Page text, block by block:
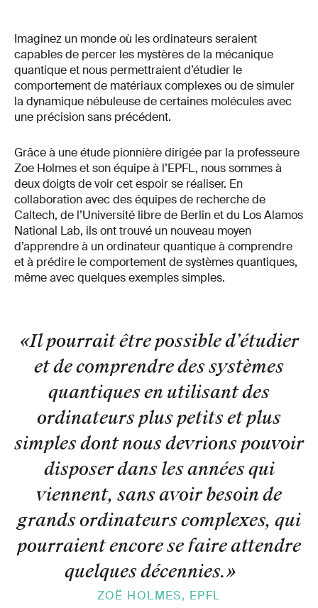
Imaginez un monde où les ordinateurs seraient
capables de percer les mystères de la mécanique
quantique et nous permettraient d’étudier le
comportement de matériaux complexes ou de simuler
la dynamique nébuleuse de certaines molécules avec
une précision sans précédent.
Grâce à une étude pionnière dirigée par la professeure
Zoe Holmes et son équipe à l’EPFL, nous sommes à
deux doigts de voir cet espoir se réaliser. En
collaboration avec des équipes de recherche de
Caltech, de l’Université libre de Berlin et du Los Alamos
National Lab, ils ont trouvé un nouveau moyen
d’apprendre à un ordinateur quantique à comprendre
et à prédire le comportement de systèmes quantiques,
même avec quelques exemples simples.
«Il pourrait être possible d’étudier
et de comprendre des systèmes
quantiques en utilisant des
ordinateurs plus petits et plus
simples dont nous devrions pouvoir
disposer dans les années qui
viennent, sans avoir besoin de
grands ordinateurs complexes, qui
pourraient encore se faire attendre
quelques décennies.»
ZOË HOLMES, EPFL